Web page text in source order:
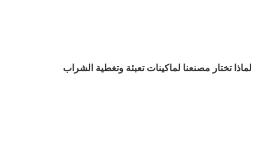
لماذا تختار مصنعنا لماكينات تعبئة وتغطية الشراب